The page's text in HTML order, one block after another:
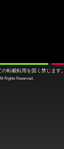
転載転用を固く禁じます。
Rights Reserved.